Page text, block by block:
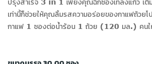
เท่านี้ก็ช่วยให้คุณลิ้มรสความอร่อยของกาแฟถ้วยโ
กาแฟ 1 ซองต่อนํ้าร้อน 1 ถ้วย (120 มล.) คนให้